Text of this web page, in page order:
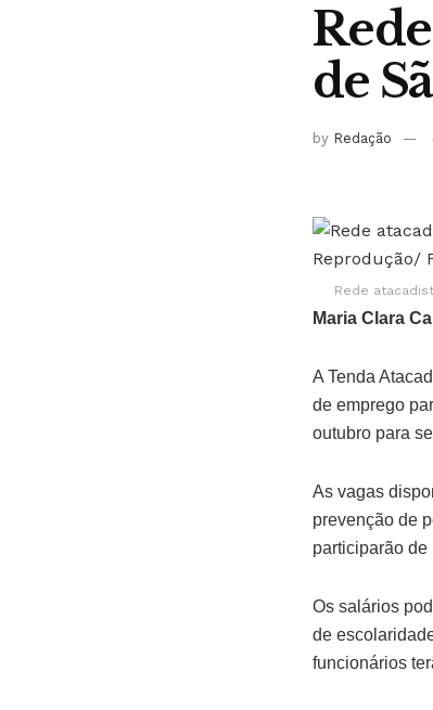
de
by Redação
Rede
Maria Clara
A Tenda
de emprego
outubro para
As vagas
prevenção de
participarão de
Os salários
de
funcionários